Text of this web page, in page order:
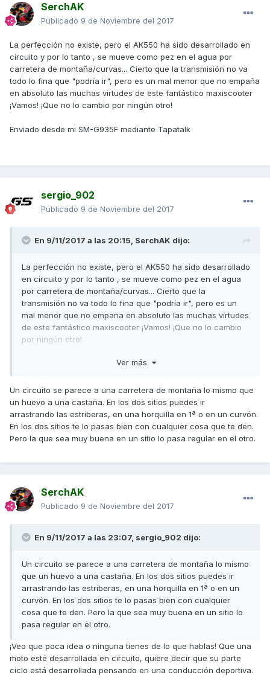
SerchAK
Publicado 9 de Noviembre del 2017
La perfección no existe, pero el AK550 ha sido desarrollado en
circuito y por lo tanto , se mueve como pez en el agua por
carretera de montaña/curvas... Cierto que la transmisión no va
todo lo fina que "podría ir", pero es un mal menor que no empaña
en absoluto las muchas virtudes de este fantástico maxiscooter
¡Vamos! ¡Que no lo cambio por ningún otro!
Enviado desde mi SM-G935F mediante Tapatalk
sergio_902
Publicado 9 de Noviembre del 2017
En 9/11/2017 a las 20:15, SerchAK dijo:
La perfección no existe, pero el AK550 ha sido desarrollado
en circuito y por lo tanto , se mueve como pez en el agua
por carretera de montaña/curvas... Cierto que la
transmisión no va todo lo fina que "podría ir", pero es un
mal menor que no empaña en absoluto las muchas virtudes
de este fantástico maxiscooter ¡Vamos! ¡Que no lo cambio
por ningún otro!
Enviado desde mi SM-G935F mediante Tapatalk
Ver más
Un circuito se parece a una carretera de montaña lo mismo que
un huevo a una castaña. En los dos sitios puedes ir
arrastrando las estriberas, en una horquilla en 1ª o en un curvón.
En los dos sitios te lo pasas bien con cualquier cosa que te den.
Pero la que sea muy buena en un sitio lo pasa regular en el otro.
SerchAK
Publicado 9 de Noviembre del 2017
En 9/11/2017 a las 23:07, sergio_902 dijo:
Un circuito se parece a una carretera de montaña lo mismo
que un huevo a una castaña. En los dos sitios puedes ir
arrastrando las estriberas, en una horquilla en 1ª o en un
curvón. En los dos sitios te lo pasas bien con cualquier
cosa que te den. Pero la que sea muy buena en un sitio lo
pasa regular en el otro.
¡Veo que poca idea o ninguna tienes de lo que hablas! Que una
moto esté desarrollada en circuito, quiere decir que su parte
ciclo está desarrollada pensando en una conducción deportiva.